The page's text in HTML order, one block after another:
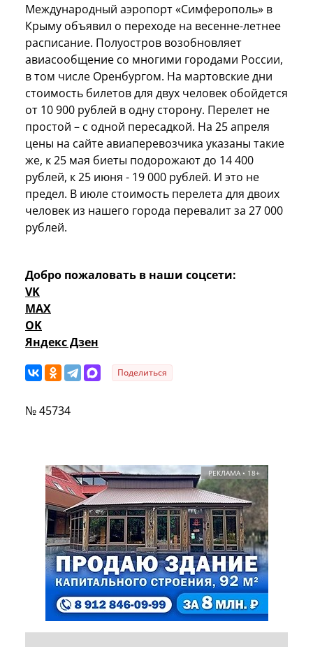
Международный аэропорт «Симферополь» в
Крыму объявил о переходе на весенне-летнее
расписание. Полуостров возобновляет
авиасообщение со многими городами России,
в том числе Оренбургом. На мартовские дни
стоимость билетов для двух человек обойдется
от 10 900 рублей в одну сторону. Перелет не
простой – с одной пересадкой. На 25 апреля
цены на сайте авиаперевозчика указаны такие
же, к 25 мая биеты подорожают до 14 400
рублей, к 25 июня - 19 000 рублей. И это не
предел. В июле стоимость перелета для двоих
человек из нашего города перевалит за 27 000
рублей.
Добро пожаловать в наши соцсети:
VK
MAX
OK
Яндекс Дзен
Поделиться
№ 45734
РЕКЛАМА • 18+